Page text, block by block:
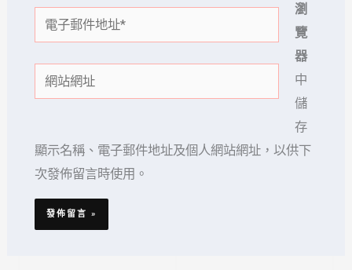
電
子
郵
件
*
網
站
址
瀏
覽
器
中
儲
存
顯示名稱、電子郵件地址及個人網站網址，以供下
次發佈留言時使用。